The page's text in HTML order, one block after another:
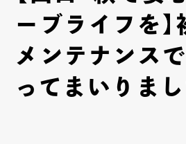
ーブライフを
メンテナンス
ってまいりま